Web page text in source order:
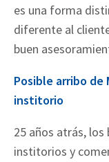
es una forma
diferente al
buen
Posible arribo de
institorio
25 años atrás, los
institorios y